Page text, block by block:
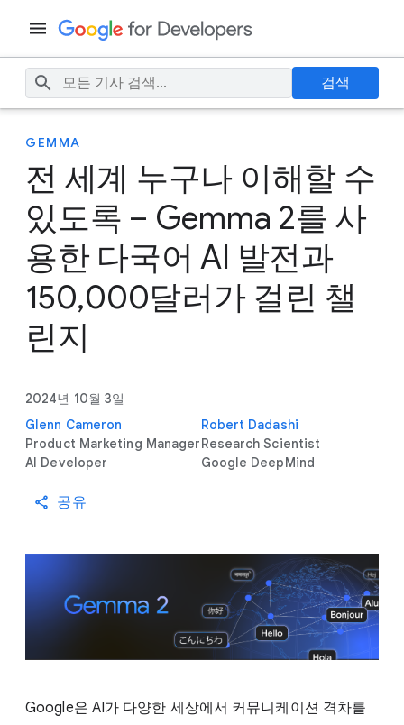
검색
GEMMA
전 세계 누구나 이해할 수
있도록 – Gemma 2를 사
용한 다국어 AI 발전과
150,000달러가 걸린 챌
린지
2024년 10월 3일
Glenn Cameron
Product Marketing Manager
AI Developer
Robert Dadashi
Research Scientist
Google DeepMind
공유
Google은 AI가 다양한 세상에서 커뮤니케이션 격차를